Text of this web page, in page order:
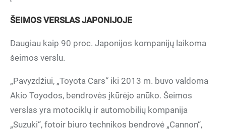
ŠEIMOS VERSLAS JAPONIJOJE
Daugiau kaip 90 proc. Japonijos kompanijų laikoma
šeimos verslu.
„Pavyzdžiui, „Toyota Cars“ iki 2013 m. buvo valdoma
Akio Toyodos, bendrovės įkūrėjo anūko. Šeimos
verslas yra motociklų ir automobilių kompanija
„Suzuki“, fotoir biuro technikos bendrovė „Cannon“,